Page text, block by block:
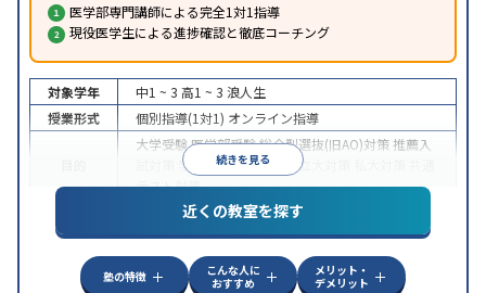
医学部専門講師による完全1対1指導
現役医学生による進捗確認と徹底コーチング
続きを見る
対象学年 中1 ~ 3 高1 ~ 3 浪人生
授業形式
個別指導(1対1) オンライン指導
大学受験医学部受験総合型選抜(旧AO)対策推薦入
学校別特化対策 国公立大対策
テスト対策
特徴
中高一貫校生に対応授業の振替可能
オンライン対応1科目から受講可能季節講習の
みの受講可
自習室あり
近くの教室を探す
塾の特徴
こんな人に
おすすめ
メリット・
デメリット